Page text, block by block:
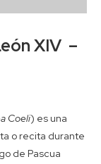
XIV –
Coeli) es una
o recita durante
de Pascua